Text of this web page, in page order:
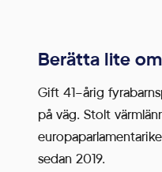
Berätta lite
Gift 41-årig
på väg. Stolt
sedan 2019.
möjligt under
Om du nekar
de här
kakorna
kommer viss